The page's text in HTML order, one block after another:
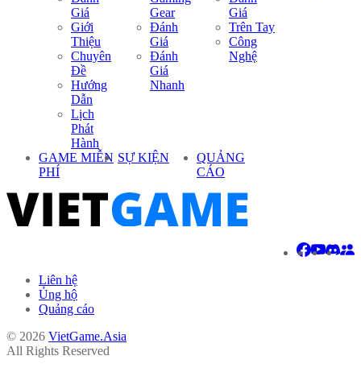
Giá
Giới
Thiệu
Chuyên
Đề
Hướng
Dẫn
Lịch
Phát
Hành
Gear
Đánh
Giá
Đánh
Giá
Nhanh
Giá
Trên Tay
Công
Nghệ
GAME MIỄN
PHÍ
SỰ KIỆN
QUẢNG
CÁO
Liên hệ
Ủng hộ
Quảng cáo
© 2026 VietGame.Asia
All Rights Reserved